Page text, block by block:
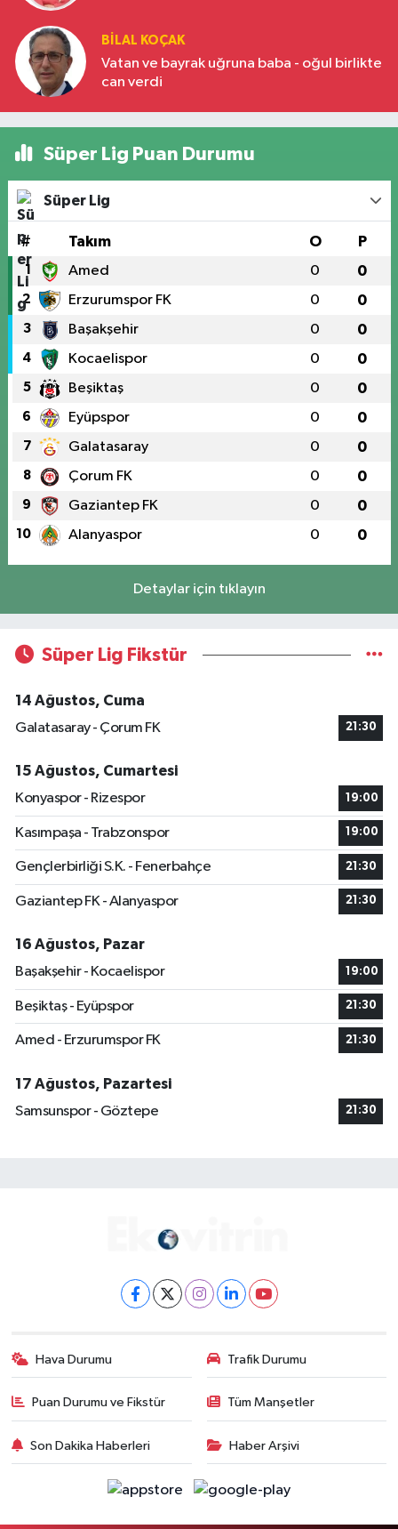
BILAL KOÇAK
Vatan ve bayrak uğruna baba - oğul birlikte
can verdi
Süper Lig Puan Durumu
Süper Lig
# Takım O P
1 Amed 0 0
2 Erzurumspor FK 0 0
3 Başakşehir 0 0
4 Kocaelispor 0 0
5 Beşiktaş 0 0
6 Eyüpspor 0 0
7 Galatasaray 0 0
8 Çorum FK 0 0
9 Gaziantep FK 0 0
10 Alanyaspor 0 0
Detaylar için tıklayın
Süper Lig Fikstür
14 Ağustos, Cuma
Galatasaray - Çorum FK
21:30
15 Ağustos, Cumartesi
Konyaspor - Rizespor
19:00
Kasımpaşa - Trabzonspor 19:00
Gençlerbirliği S.K. - Fenerbahçe 21:30
Gaziantep FK - Alanyaspor 21:30
16 Ağustos, Pazar
Başakşehir - Kocaelispor
19:00
Beşiktaş - Eyüpspor 21:30
Amed - Erzurumspor FK 21:30
17 Ağustos, Pazartesi
Samsunspor - Göztepe
21:30
Hava Durumu Trafik Durumu
Puan Durumu ve Fikstür Tüm Manşetler
Son Dakika Haberleri Haber Arşivi